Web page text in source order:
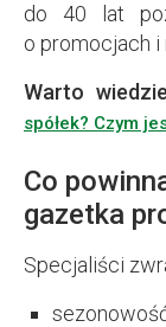
do 40 lat
o promocjach
Warto
spółek? Czym
Co
gazetka
Specjaliści